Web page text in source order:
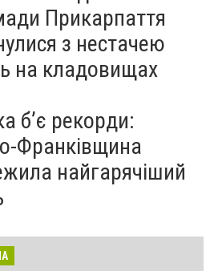
Прикарпаття
з нестачею
на кладовищах
б’є рекорди:
Франківщина
найгарячіший